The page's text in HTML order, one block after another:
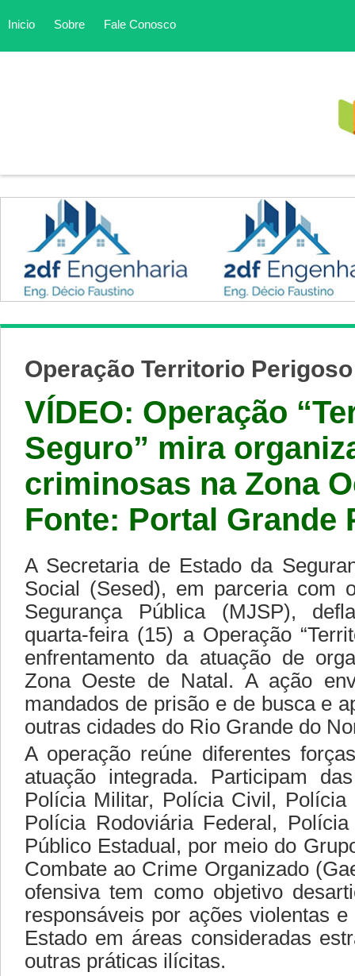
Inicio Sobre Fale Conosco
Operação Territorio Perigoso
VÍDEO: Operação
Seguro” mira
criminosas na Zona
Fonte: Portal Grande
A Secretaria de Estado da
Social (Sesed), em parceria com
Segurança Pública (MJSP),
quarta-feira (15) a Operação
enfrentamento da atuação de
Zona Oeste de Natal. A ação
mandados de prisão e de busca e
outras cidades do Rio Grande do
A operação reúne diferentes
atuação integrada. Participam
Polícia Militar, Polícia Civil,
Polícia Rodoviária Federal,
Público Estadual, por meio do
Combate ao Crime Organizado
ofensiva tem como objetivo
responsáveis por ações violentas
Estado em áreas consideradas
outras práticas ilícitas.